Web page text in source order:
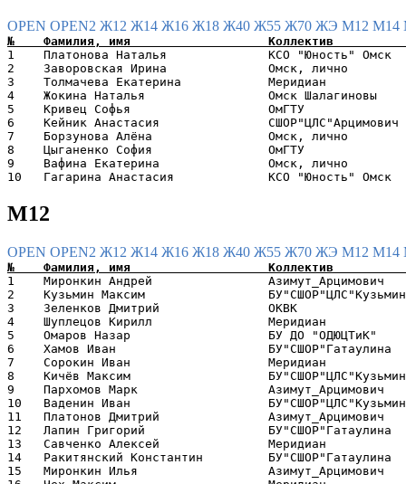
OPEN OPEN2 Ж12 Ж14 Ж16 Ж18 Ж40 Ж55 Ж70 ЖЭ М12 М14
1    Платонова Наталья              КСО "Юность"
2    Заворовская Ирина              Омск, лично
3    Толмачева Екатерина            Меридиан
4    Жокина Наталья                 Омск
5    Кривец Софья                   ОмГТУ
6    Кейник Анастасия
7    Борзунова Алёна                Омск, лично
8    Цыганенко София                ОмГТУ
9    Вафина Екатерина               Омск, лично
М12
OPEN OPEN2 Ж12 Ж14 Ж16 Ж18 Ж40 Ж55 Ж70 ЖЭ М12 М14
1    Миронкин Андрей
2    Кузьмин Максим
3    Зеленков Дмитрий               ОКВК
4    Шуплецов Кирилл                Меридиан
5    Омаров Назар                   БУ ДО
6    Хамов Иван
7    Сорокин Иван                   Меридиан
8    Кичёв Максим
9    Пархомов Марк
10   Ваденин Иван
11   Платонов Дмитрий
12   Лапин Григорий
13   Савченко Алексей               Меридиан
14   Ракитянский Константин
15   Миронкин Илья